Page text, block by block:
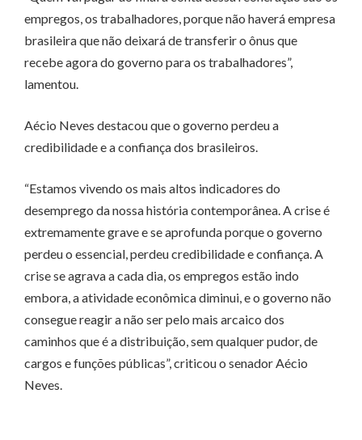
empregos, os trabalhadores, porque não haverá empresa
brasileira que não deixará de transferir o ônus que
recebe agora do governo para os trabalhadores”,
lamentou.
Aécio Neves destacou que o governo perdeu a
credibilidade e a confiança dos brasileiros.
“Estamos vivendo os mais altos indicadores do
desemprego da nossa história contemporânea. A crise é
extremamente grave e se aprofunda porque o governo
perdeu o essencial, perdeu credibilidade e confiança. A
crise se agrava a cada dia, os empregos estão indo
embora, a atividade econômica diminui, e o governo não
consegue reagir a não ser pelo mais arcaico dos
caminhos que é a distribuição, sem qualquer pudor, de
cargos e funções públicas”, criticou o senador Aécio
Neves.